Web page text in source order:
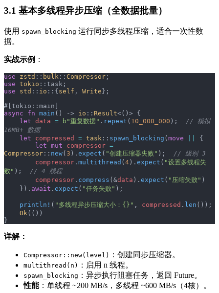
3.1 基本多线程异步压缩（全数据批量）
使用 spawn_blocking 运行同步多线程压缩，适合一次性数
据。
实战示例 ：
use zstd :: bulk :: Compressor ;
use tokio ::task;
use std :: io ::{self , Write};
#[tokio::main]
async fn main () -> io :: Result<()> {
    let
data = b"重复数据" . repeat ( 10_000_000 );
// 模拟
10MB+ 数据
    let
compressed = task :: spawn_blocking (move
{
        let
mut compressor =
Compressor :: new( 3 ). expect ( "创建压缩器失败" );
// 级别 3
        compressor
. multithread (4). expect ( "设置多线程失
败" );
// 4 线程
        compressor
. compress (&data ). expect ( "压缩失败" )
    }).
await . expect ( "任务失败" );
    println!
( "多线程异步压缩大小：{}" , compressed . len ());
    Ok
(())
}
详解：
Compressor::new(level) ：创建同步压缩器。
multithread(n) ：启用 n 线程。
spawn_blocking ：异步执行阻塞任务，返回 Future。
性能：单线程 ~200 MB/s，多线程 ~600 MB/s（4核）。